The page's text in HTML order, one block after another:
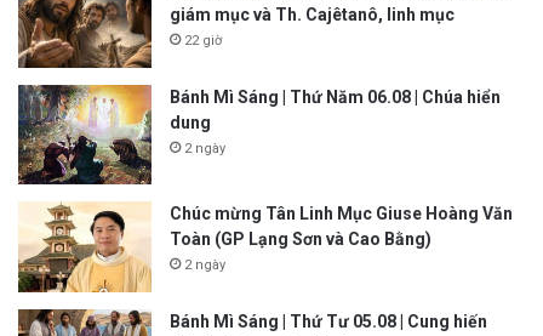
giám mục và Th. Cajêtanô, linh mục
22 giờ
Bánh Mì Sáng | Thứ Năm 06.08 | Chúa hiển
dung
2 ngày
Chúc mừng Tân Linh Mục Giuse Hoàng Văn
Toàn (GP Lạng Sơn và Cao Bằng)
2 ngày
Bánh Mì Sáng | Thứ Tư 05.08 | Cung hiến